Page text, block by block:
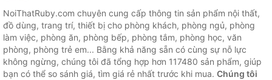
NoiThatRuby.com chuyên cung cấp thông tin sản phẩm nội thất,
đồ dùng, trang trí, thiết bị cho phòng khách, phòng ngủ, phòng
làm việc, phòng ăn, phòng bếp, phòng tắm, phòng học, văn
phòng, phòng trẻ em... Bằng khả năng sẵn có cùng sự nỗ lực
không ngừng, chúng tôi đã tổng hợp hơn 117480 sản phẩm, giúp
bạn có thể so sánh giá, tìm giá rẻ nhất trước khi mua. Chúng tôi